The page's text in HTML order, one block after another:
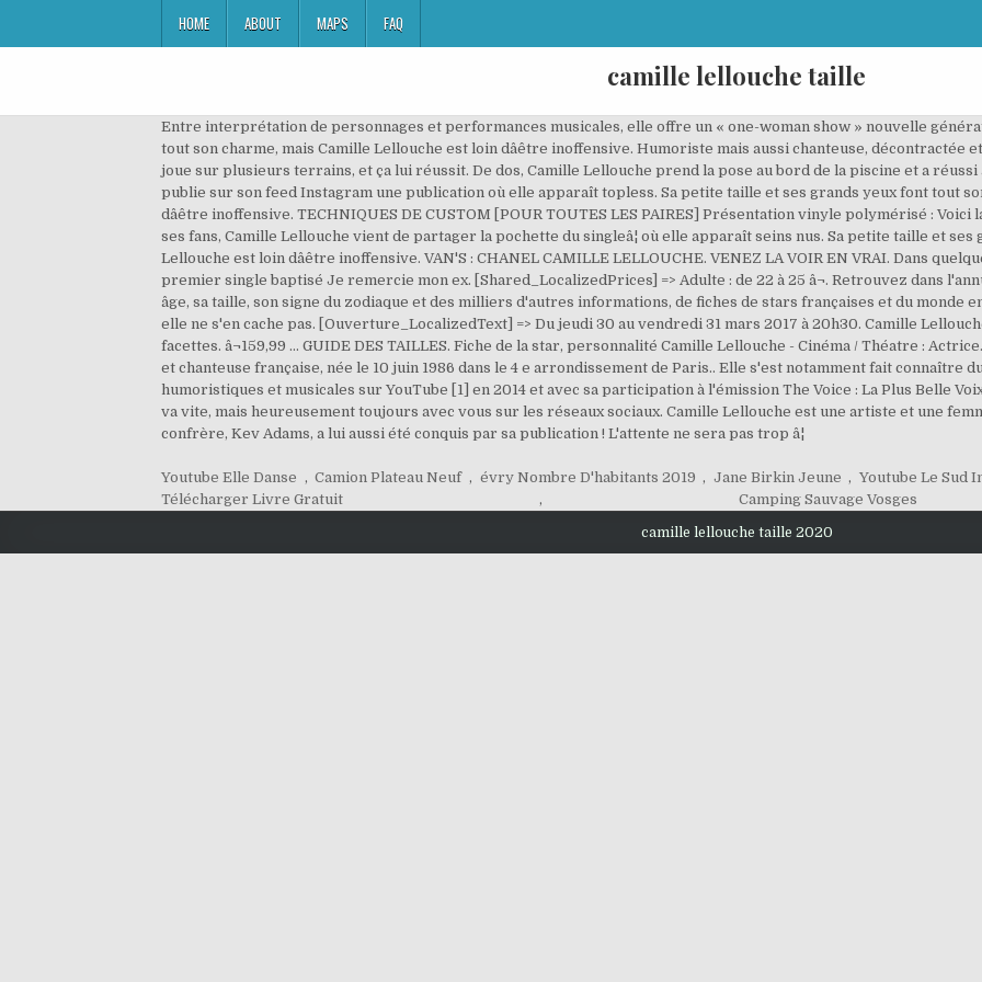
HOME ABOUT MAPS FAQ
camille lellouche taille
Entre interprétation de personnages et performances musicales, elle offre un « one-woman show » nouvelle
tout son charme, mais Camille Lellouche est loin dâêtre inoffensive. Humoriste mais aussi chanteuse, décontractée
joue sur plusieurs terrains, et ça lui réussit. De dos, Camille Lellouche prend la pose au bord de la piscine et a
publie sur son feed Instagram une publication où elle apparaît topless. Sa petite taille et ses grands yeux font tout
dâêtre inoffensive. TECHNIQUES DE CUSTOM [POUR TOUTES LES PAIRES] Présentation vinyle polymérisé :
ses fans, Camille Lellouche vient de partager la pochette du singleâ¦ où elle apparaît seins nus. Sa petite taille et
Lellouche est loin dâêtre inoffensive. VAN'S : CHANEL CAMILLE LELLOUCHE. VENEZ LA VOIR EN VRAI. Dans
premier single baptisé Je remercie mon ex. [Shared_LocalizedPrices] => Adulte : de 22 à 25 â¬. Retrouvez dans
âge, sa taille, son signe du zodiaque et des milliers d'autres informations, de fiches de stars françaises et du monde
elle ne s'en cache pas. [Ouverture_LocalizedText] => Du jeudi 30 au vendredi 31 mars 2017 à 20h30. Camille
facettes. â¬159,99 ... GUIDE DES TAILLES. Fiche de la star, personnalité Camille Lellouche - Cinéma / Théatre :
et chanteuse française, née le 10 juin 1986 dans le 4 e arrondissement de Paris.. Elle s'est notamment fait connaître
humoristiques et musicales sur YouTube [1] en 2014 et avec sa participation à l'émission The Voice : La Plus Belle
va vite, mais heureusement toujours avec vous sur les réseaux sociaux. Camille Lellouche est une artiste et une
confrère, Kev Adams, a lui aussi été conquis par sa publication ! L'attente ne sera pas trop â¦
Youtube Elle Danse , Camion Plateau Neuf , évry Nombre D'habitants 2019 , Jane Birkin Jeune , Youtube Le Sud
Télécharger Livre Gratuit
, Camping Sauvage Vosges
camille lellouche taille 2020